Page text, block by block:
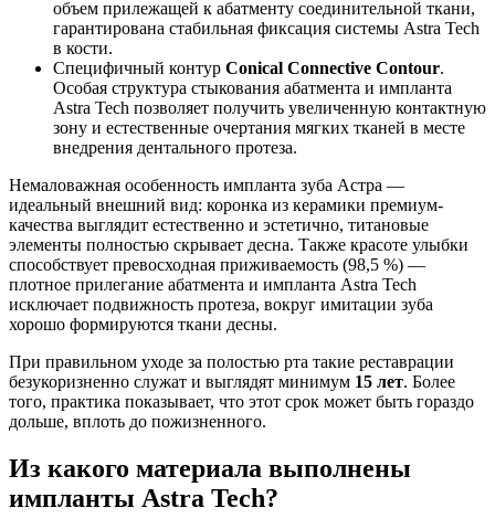
объем прилежащей к абатменту соединительной ткани,
гарантирована стабильная фиксация системы Astra Tech
в кости.
Специфичный контур Conical Connective Contour.
Особая структура стыкования абатмента и импланта
Astra Tech позволяет получить увеличенную контактную
зону и естественные очертания мягких тканей в месте
внедрения дентального протеза.
Немаловажная особенность импланта зуба Астра —
идеальный внешний вид: коронка из керамики премиум-
качества выглядит естественно и эстетично, титановые
элементы полностью скрывает десна. Также красоте улыбки
способствует превосходная приживаемость (98,5 %) —
плотное прилегание абатмента и импланта Astra Tech
исключает подвижность протеза, вокруг имитации зуба
хорошо формируются ткани десны.
При правильном уходе за полостью рта такие реставрации
безукоризненно служат и выглядят минимум 15 лет. Более
того, практика показывает, что этот срок может быть гораздо
дольше, вплоть до пожизненного.
Из какого материала выполнены
импланты Astra Tech?